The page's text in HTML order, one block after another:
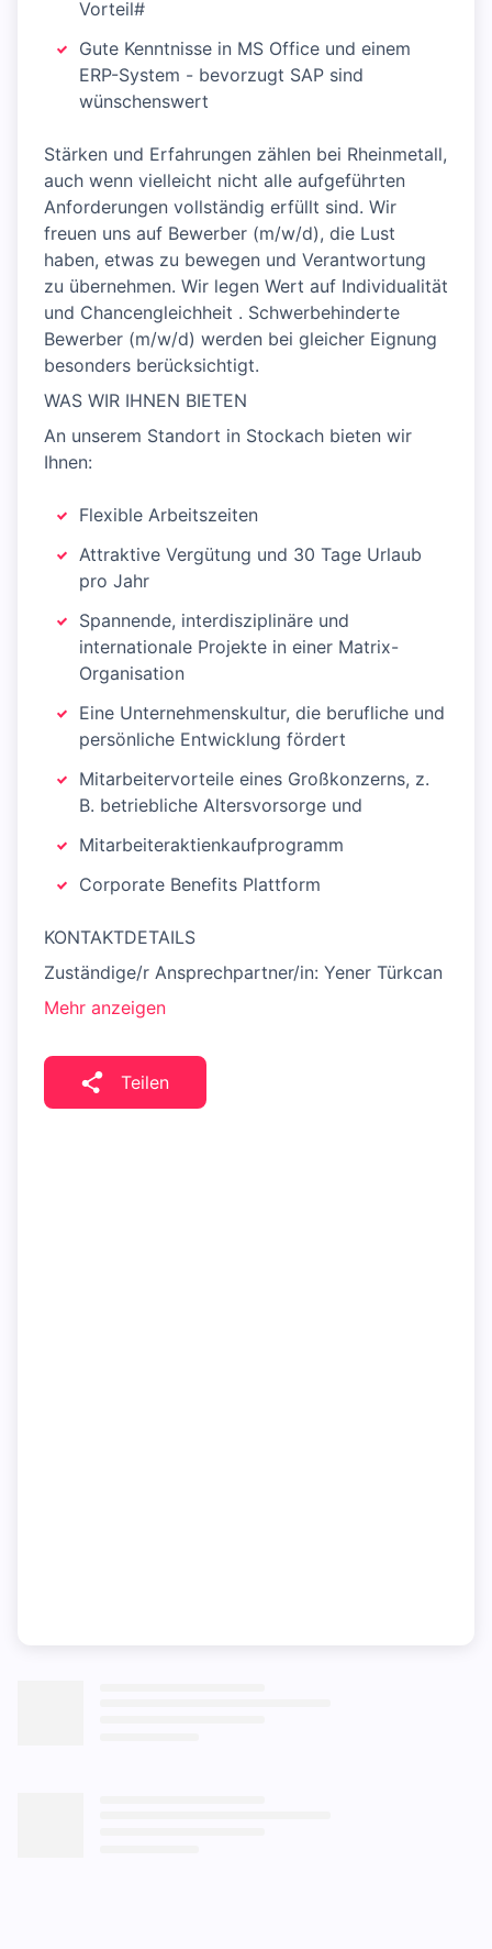
Vorteil#
Gute Kenntnisse in MS Office und einem
ERP-System - bevorzugt SAP sind
wünschenswert
Stärken und Erfahrungen zählen bei Rheinmetall,
auch wenn vielleicht nicht alle aufgeführten
Anforderungen vollständig erfüllt sind. Wir
freuen uns auf Bewerber (m/w/d), die Lust
haben, etwas zu bewegen und Verantwortung
zu übernehmen. Wir legen Wert auf Individualität
und Chancengleichheit . Schwerbehinderte
Bewerber (m/w/d) werden bei gleicher Eignung
besonders berücksichtigt.
WAS WIR IHNEN BIETEN
An unserem Standort in Stockach bieten wir
Ihnen:
Flexible Arbeitszeiten
Attraktive Vergütung und 30 Tage Urlaub
pro Jahr
Spannende, interdisziplinäre und
internationale Projekte in einer Matrix-
Organisation
Eine Unternehmenskultur, die berufliche und
persönliche Entwicklung fördert
Mitarbeitervorteile eines Großkonzerns, z.
B. betriebliche Altersvorsorge und
Mitarbeiteraktienkaufprogramm
Corporate Benefits Plattform
KONTAKTDETAILS
Zuständige/r Ansprechpartner/in: Yener Türkcan
Mehr anzeigen
Teilen